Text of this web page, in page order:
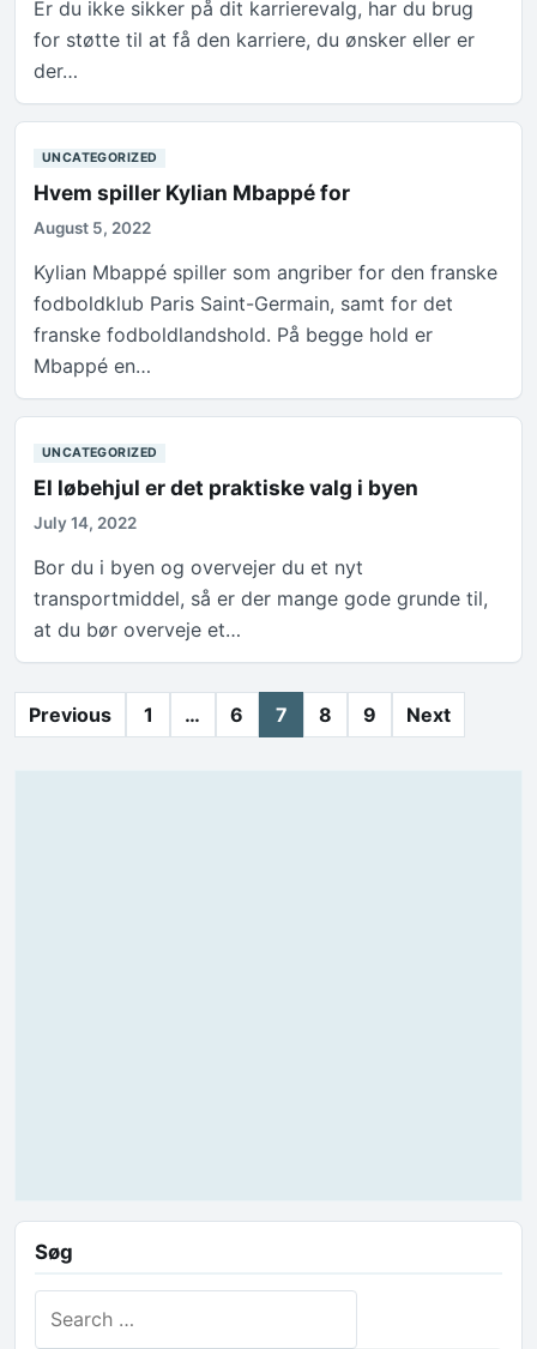
Er du ikke sikker på dit karrierevalg, har du brug
for støtte til at få den karriere, du ønsker eller er
der…
UNCATEGORIZED
Hvem spiller Kylian Mbappé for
August 5, 2022
Kylian Mbappé spiller som angriber for den franske
fodboldklub Paris Saint-Germain, samt for det
franske fodboldlandshold. På begge hold er
Mbappé en…
UNCATEGORIZED
El løbehjul er det praktiske valg i byen
July 14, 2022
Bor du i byen og overvejer du et nyt
transportmiddel, så er der mange gode grunde til,
at du bør overveje et…
Posts pagination
Previous 1 … 6 7 8 9 Next
Søg